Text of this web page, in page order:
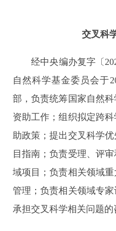
交叉科
经中央编办复字〔
自然科学基金委员会于
部，负责统筹国家自然
资助工作；组织拟定跨
助政策；提出交叉科学
目指南；负责受理、评
域项目；负责相关领域
管理；负责相关领域专家
承担交叉科学相关问题的